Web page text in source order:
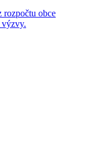
rozpočtu obce
výzvy.